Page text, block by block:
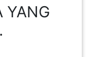
YANG